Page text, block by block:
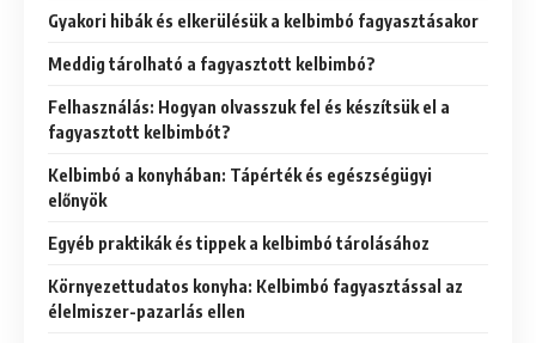
Gyakori hibák és elkerülésük a kelbimbó fagyasztásakor
Meddig tárolható a fagyasztott kelbimbó?
Felhasználás: Hogyan olvasszuk fel és készítsük el a
fagyasztott kelbimbót?
Kelbimbó a konyhában: Tápérték és egészségügyi
előnyök
Egyéb praktikák és tippek a kelbimbó tárolásához
Környezettudatos konyha: Kelbimbó fagyasztással az
élelmiszer-pazarlás ellen